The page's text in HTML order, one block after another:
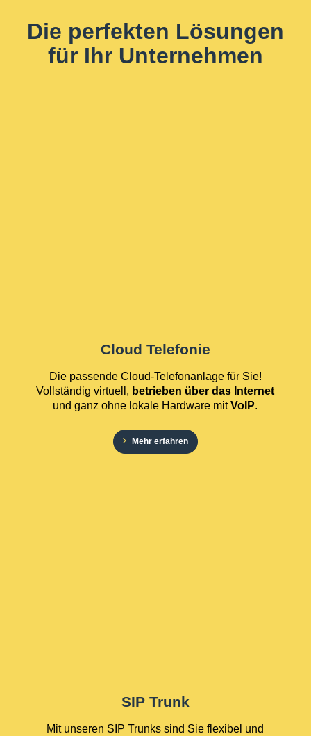
Die perfekten Lösungen
für Ihr Unternehmen
Cloud Telefonie
Die passende Cloud-Telefonanlage für Sie!
Vollständig virtuell, betrieben über das Internet
und ganz ohne lokale Hardware mitVoIP.
Mehr erfahren
SIP Trunk
Mit unseren SIP Trunks sind Sie flexibel und